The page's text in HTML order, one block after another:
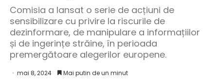
Comisia a lansat o serie de acțiuni de
sensibilizare cu privire la riscurile de
dezinformare, de manipulare a informațiilor
și de ingerințe străine, în perioada
premergătoare alegerilor europene.
mai 8, 2024 Mai putin de un minut